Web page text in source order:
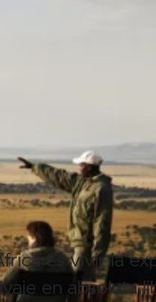
es vivir la
en absoluta